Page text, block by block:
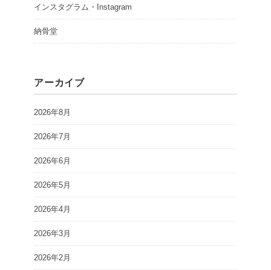
インスタグラム・Instagram
納骨堂
アーカイブ
2026年8月
2026年7月
2026年6月
2026年5月
2026年4月
2026年3月
2026年2月